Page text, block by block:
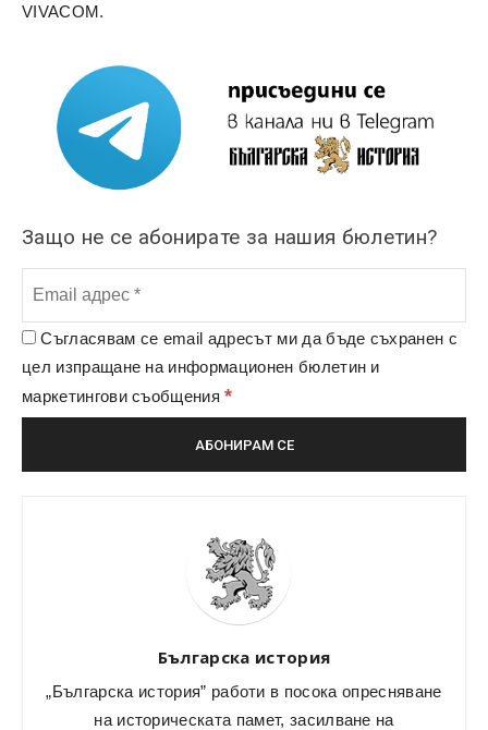
VIVACOM.
Защо не се абонирате за нашия бюлетин?
Съгласявам се email адресът ми да бъде съхранен с
цел изпращане на информационен бюлетин и
маркетингови съобщения*
Българска история
„Българска история” работи в посока опресняване
на историческата памет, засилване на